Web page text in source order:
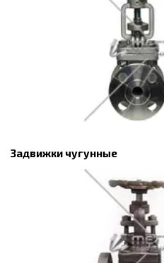
Задвижки чугунные